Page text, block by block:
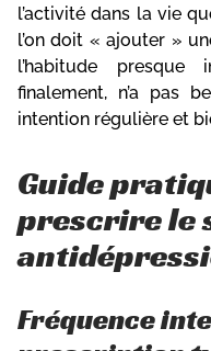
l’activité dans la vie
l’on doit « ajouter »
l’habitude presque
finalement, n’a pas
intention régulière et
Guide
prescrire le
Fréquence